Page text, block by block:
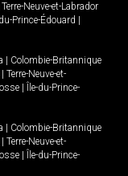
Terre-Neuve-et-Labrador
du-Prince-Édouard
Colombie-Britannique
Terre-Neuve-et-
Île-du-Prince-
Colombie-Britannique
Terre-Neuve-et-
Île-du-Prince-